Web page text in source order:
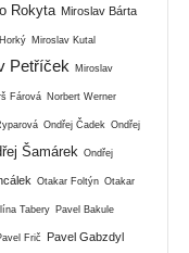
Rokyta Miroslav Bárta
Miroslav Kutal
Petříček Miroslav
Fárová Norbert Werner
Ondřej Čadek Ondřej
Šamárek Ondřej
Otakar Foltýn Otakar
Tabery Pavel Bakule
Frič Pavel Gabzdyl